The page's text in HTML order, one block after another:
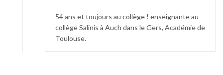
54 ans et toujours au collège ! enseignante au
collège Salinis à Auch dans le Gers, Académie de
Toulouse.